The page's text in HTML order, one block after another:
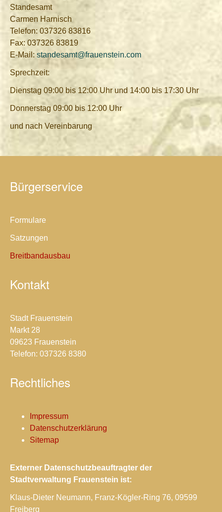
Standesamt
Carmen Harnisch
Telefon: 037326 83816
Fax: 037326 83819
E-Mail: standesamt@frauenstein.com
Sprechzeit:
Dienstag 09:00 bis 12:00 Uhr und 14:00 bis 17:30 Uhr
Donnerstag 09:00 bis 12:00 Uhr
und nach Vereinbarung
Bürgerservice
Formulare
Satzungen
Breitbandausbau
Kontakt
Stadt Frauenstein
Markt 28
09623 Frauenstein
Telefon: 037326 8380
Rechtliches
Impressum
Datenschutzerklärung
Sitemap
Externer Datenschutzbeauftragter der
Stadtverwaltung Frauenstein ist:
Klaus-Dieter Neumann, Franz-Kögler-Ring 76, 09599
Freiberg